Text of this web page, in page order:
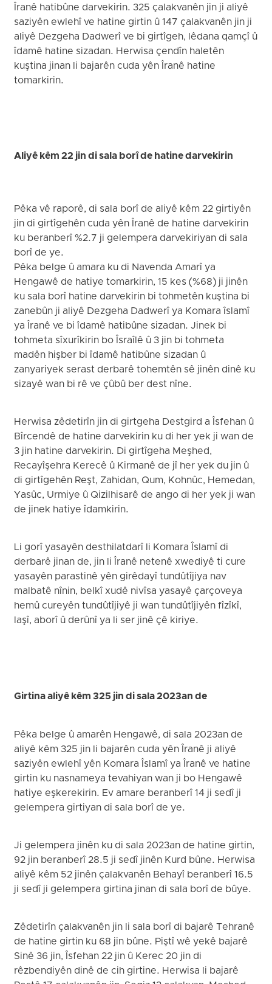
Îranê hatibûne darvekirin. 325 çalakvanên jin ji aliyê
saziyên ewlehî ve hatine girtin û 147 çalakvanên jin ji
aliyê Dezgeha Dadwerî ve bi girtîgeh, lêdana qamçî û
îdamê hatine sizadan. Herwisa çendîn haletên
kuştina jinan li bajarên cuda yên Îranê hatine
tomarkirin.
Aliyê kêm 22 jin di sala borî de hatine darvekirin
Pêka vê raporê, di sala borî de aliyê kêm 22 girtiyên
jin di girtîgehên cuda yên Îranê de hatine darvekirin
ku beranberî %2.7 ji gelempera darvekiriyan di sala
borî de ye.
Pêka belge û amara ku di Navenda Amarî ya
Hengawê de hatiye tomarkirin, 15 kes (%68) ji jinên
ku sala borî hatine darvekirin bi tohmetên kuştina bi
zanebûn ji aliyê Dezgeha Dadwerî ya Komara îslamî
ya Îranê ve bi îdamê hatibûne sizadan. Jinek bi
tohmeta sîxurîkirin bo Îsraîlê û 3 jin bi tohmeta
madên hişber bi îdamê hatibûne sizadan û
zanyariyek serast derbarê tohemtên sê jinên dinê ku
sizayê wan bi rê ve çûbû ber dest nîne.
Herwisa zêdetirîn jin di girtgeha Destgird a Îsfehan û
Bîrcendê de hatine darvekirin ku di her yek ji wan de
3 jin hatine darvekirin. Di girtîgeha Meşhed,
Recayîşehra Kerecê û Kirmanê de jî her yek du jin û
di girtîgehên Reşt, Zahidan, Qum, Kohnûc, Hemedan,
Yasûc, Urmiye û Qizilhisarê de ango di her yek ji wan
de jinek hatiye îdamkirin.
Li gorî yasayên desthilatdarî li Komara Îslamî di
derbarê jinan de, jin li Îranê netenê xwediyê ti cure
yasayên parastinê yên girêdayî tundûtîjiya nav
malbatê nînin, belkî xudê nivîsa yasayê çarçoveya
hemû cureyên tundûtîjiyê ji wan tundûtîjiyên fîzîkî,
laşî, aborî û derûnî ya li ser jinê çê kiriye.
Girtina aliyê kêm 325 jin di sala 2023an de
Pêka belge û amarên Hengawê, di sala 2023an de
aliyê kêm 325 jin li bajarên cuda yên Îranê ji aliyê
saziyên ewlehî yên Komara Îslamî ya Îranê ve hatine
girtin ku nasnameya tevahiyan wan ji bo Hengawê
hatiye eşkerekirin. Ev amare beranberî 14 ji sedî ji
gelempera girtiyan di sala borî de ye.
Ji gelempera jinên ku di sala 2023an de hatine girtin,
92 jin beranberî 28.5 ji sedî jinên Kurd bûne. Herwisa
aliyê kêm 52 jinên çalakvanên Behayî beranberî 16.5
ji sedî ji gelempera girtina jinan di sala borî de bûye.
Zêdetirîn çalakvanên jin li sala borî di bajarê Tehranê
de hatine girtin ku 68 jin bûne. Piştî wê yekê bajarê
Sinê 36 jin, Îsfehan 22 jin û Kerec 20 jin di
rêzbendiyên dinê de cih girtine. Herwisa li bajarê